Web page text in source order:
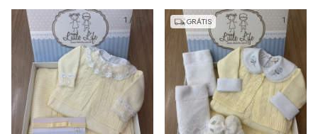
1 / 10 1 / 9
GRÁTIS